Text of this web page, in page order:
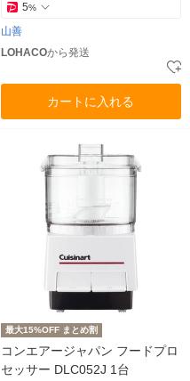
5%
山善
LOHACOから発送
カートに入れる
最大15%OFF まとめ割
コンエアージャパン フードプロ
セッサー DLC052J 1台